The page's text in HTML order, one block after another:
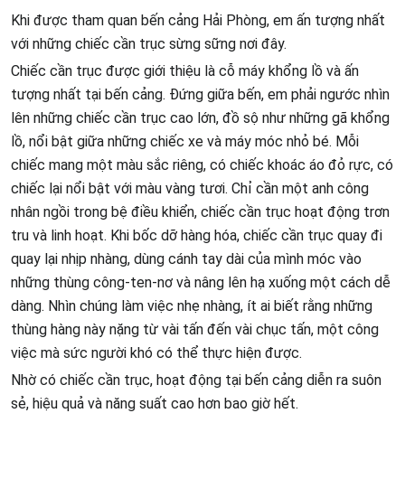
Khi được tham quan bến cảng Hải Phòng, em ấn tượng nhất
với những chiếc cần trục sừng sững nơi đây.
Chiếc cần trục được giới thiệu là cỗ máy khổng lồ và ấn
tượng nhất tại bến cảng. Đứng giữa bến, em phải ngước nhìn
lên những chiếc cần trục cao lớn, đồ sộ như những gã khổng
lồ, nổi bật giữa những chiếc xe và máy móc nhỏ bé. Mỗi
chiếc mang một màu sắc riêng, có chiếc khoác áo đỏ rực, có
chiếc lại nổi bật với màu vàng tươi. Chỉ cần một anh công
nhân ngồi trong bệ điều khiển, chiếc cần trục hoạt động trơn
tru và linh hoạt. Khi bốc dỡ hàng hóa, chiếc cần trục quay đi
quay lại nhịp nhàng, dùng cánh tay dài của mình móc vào
những thùng công-ten-nơ và nâng lên hạ xuống một cách dễ
dàng. Nhìn chúng làm việc nhẹ nhàng, ít ai biết rằng những
thùng hàng này nặng từ vài tấn đến vài chục tấn, một công
việc mà sức người khó có thể thực hiện được.
Nhờ có chiếc cần trục, hoạt động tại bến cảng diễn ra suôn
sẻ, hiệu quả và năng suất cao hơn bao giờ hết.